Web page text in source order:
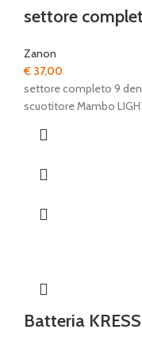
settore
Zanon
€ 37,00
settore completo 9
scuotitore Mambo
Batteria